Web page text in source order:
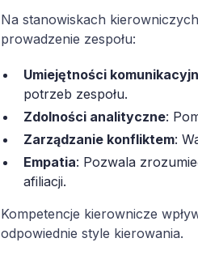
Na stanowiskach
prowadzenie zespołu:
Umiejętności
potrzeb zespołu.
Zdolności analityczne:
Zarządzanie konfliktem:
Empatia: Pozwala
afiliacji.
Kompetencje kierownicze
odpowiednie style kierowania.